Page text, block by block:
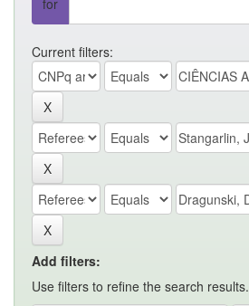
Current filters:
Add filters:
Use filters to refine the search results.